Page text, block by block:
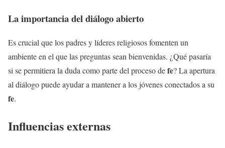
La importancia del diálogo abierto
Es crucial que los padres y líderes religiosos fomenten un
ambiente en el que las preguntas sean bienvenidas. ¿Qué pasaría
si se permitiera la duda como parte del proceso defe? La apertura
al diálogo puede ayudar a mantener a los jóvenes conectados a su
fe.
Influencias externas